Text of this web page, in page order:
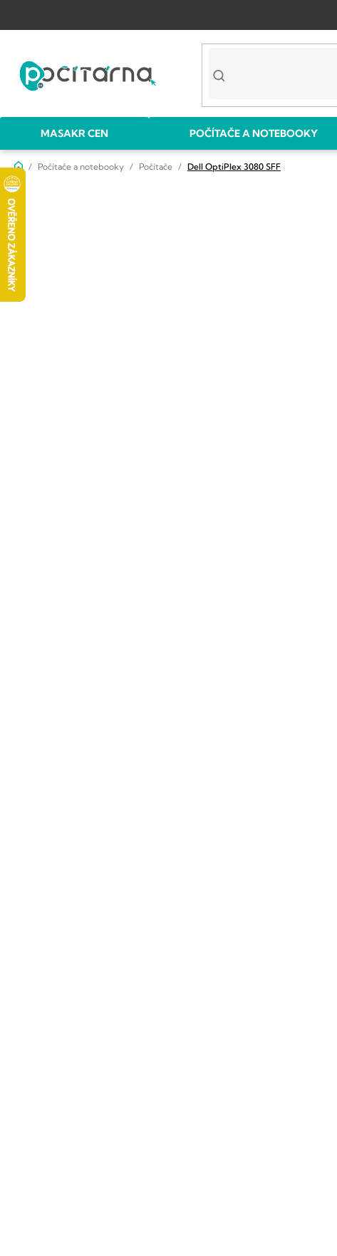
obsah
MASAKR CEN POČÍTAČE A NOTEBOOKY
DomůPočítače a notebooky Počítače Dell OptiPlex 3080 SFF